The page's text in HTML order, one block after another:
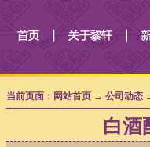
当前页面：网站首页 → 公司动态
白酒